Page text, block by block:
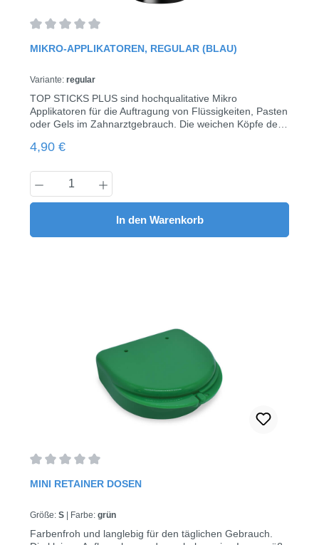
Durchschnittliche Bewertung von 0 von 5 Sternen
MIKRO-APPLIKATOREN, REGULAR (BLAU)
Variante: regular
TOP STICKS PLUS sind hochqualitative Mikro
Applikatoren für die Auftragung von Flüssigkeiten, Pasten
oder Gels im Zahnarztgebrauch. Die weichen Köpfe der
der Hals kann in jegliche Form gebogen werden und
Treffsicherheit. Variante: regular Farbe: blau Länge 100
mm x ø 3 mm Kopf ø 3.0 mm Kopflänge 3
mm Vorteile: nicht saugend nicht fusselnd beflockt mit
biegbarem Kunststoffgriff 100 Stück/Pack
Regulärer Preis:
4,90 €
Produkt Anzahl: Gib den gewünschten
In den Warenkorb
MINI RETAINER DOSEN
Größe: S Farbe: grün
Farbenfroh und langlebig für den täglichen Gebrauch.